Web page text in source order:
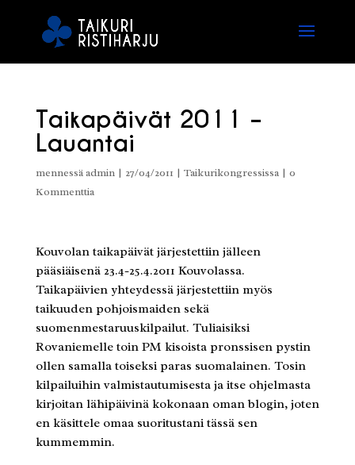
Taikapäivät 2011 –
Lauantai
mennessäadmin| 27/04/2011 | Taikurikongressissa| 0
Kommenttia
Kouvolan taikapäivät järjestettiin jälleen
pääsiäisenä 23.4-25.4.2011 Kouvolassa.
Taikapäivien yhteydessä järjestettiin myös
taikuuden pohjoismaiden sekä
suomenmestaruuskilpailut. Tuliaisiksi
Rovaniemelle toin PM kisoista pronssisen pystin
ollen samalla toiseksi paras suomalainen. Tosin
kilpailuihin valmistautumisesta ja itse ohjelmasta
kirjoitan lähipäivinä kokonaan oman blogin, joten
en käsittele omaa suoritustani tässä sen
kummemmin.